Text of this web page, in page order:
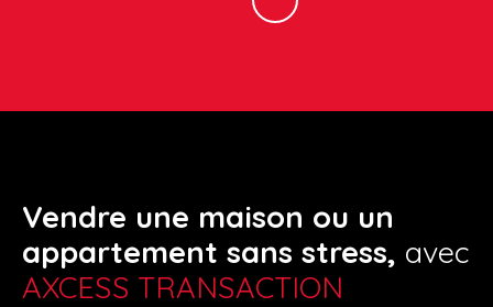
Vendre une maison ou un
appartement sans stress, avec
AXCESS TRANSACTION